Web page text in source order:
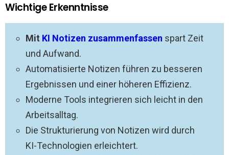
Wichtige Erkenntnisse
Mit KI Notizen zusammenfassen spart Zeit
und Aufwand.
Automatisierte Notizen führen zu besseren
Ergebnissen und einer höheren Effizienz.
Moderne Tools integrieren sich leicht in den
Arbeitsalltag.
Die Strukturierung von Notizen wird durch
KI-Technologien erleichtert.